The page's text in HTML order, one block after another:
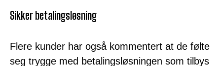
Sikker betalingsløsning
Flere kunder har også kommentert at de følte
seg trygge med betalingsløsningen som tilbys